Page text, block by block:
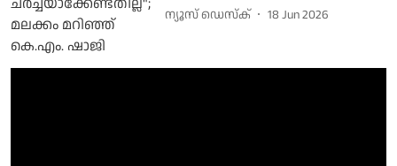
ന്യൂസ് ഡെസ്ക് 18 Jun 2026